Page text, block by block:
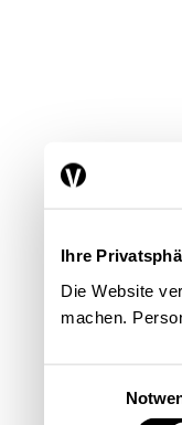
Ihre
Die Website
machen.